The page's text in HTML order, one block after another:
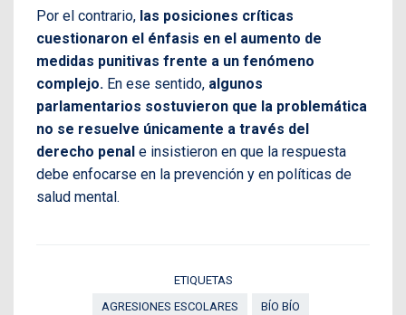
Por el contrario, las posiciones críticas
cuestionaron el énfasis en el aumento de
medidas punitivas frente a un fenómeno
complejo. En ese sentido, algunos
parlamentarios sostuvieron que la problemática
no se resuelve únicamente a través del
derecho penal e insistieron en que la respuesta
debe enfocarse en la prevención y en políticas de
salud mental.
ETIQUETAS
AGRESIONES ESCOLARES
BÍO BÍO